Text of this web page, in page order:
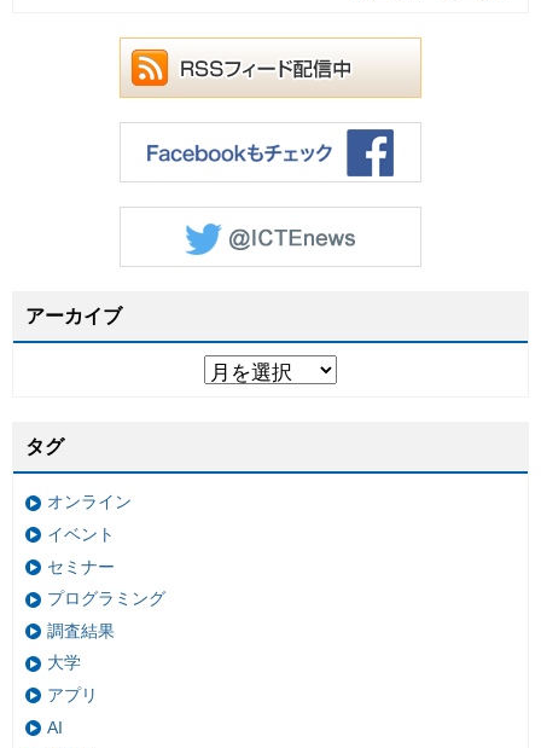
アーカイブ
タグ
オンライン
イベント
セミナー
プログラミング
調査結果
大学
アプリ
AI